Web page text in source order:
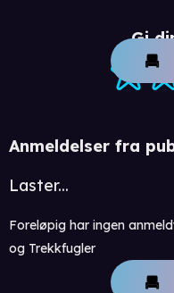
Gi
Anmeldelser fra
Laster...
Foreløpig har ingen
og Trekkfugler